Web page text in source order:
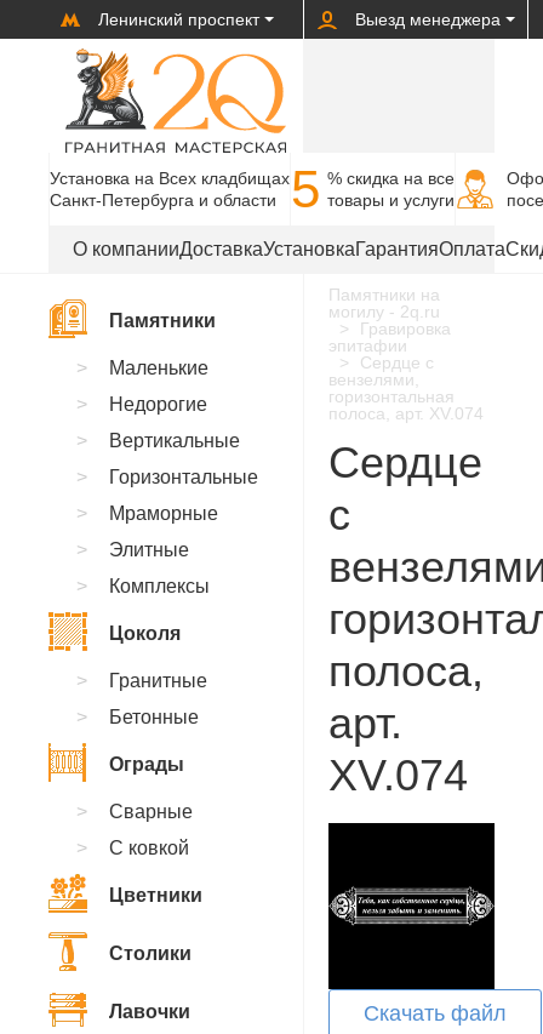
Ленинский проспект Выезд менеджера
Установка на Всех кладбищах
Санкт-Петербурга и области
5 % cкидка на все
товары и услуги
О компанииДоставкаУстановкаГарантияОплата
Памятники на
могилу - 2q.ru
Гравировка
эпитафии
Сердце с
вензелями,
горизонтальная
полоса, арт. XV.074
Сердце
с
полоса,
арт.
XV.074
Скачать файл
Памятники
Маленькие
Недорогие
Вертикальные
Горизонтальные
Мраморные
Элитные
Комплексы
Цоколя
Гранитные
Бетонные
Ограды
Сварные
С ковкой
Цветники
Столики
Лавочки